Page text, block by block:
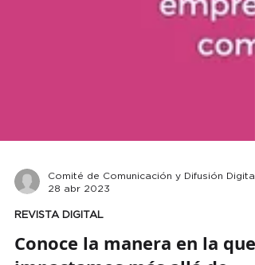
Comité de Comunicación y Difusión Digital
REVISTA DIGITAL